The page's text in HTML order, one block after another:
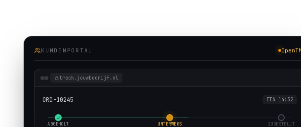
KUNDENPORTAL
track.jouwbedrijf.nl
ORD-10245 ETA 14:32
ABGEHOLT UNTERWEGS ZUGESTELLT